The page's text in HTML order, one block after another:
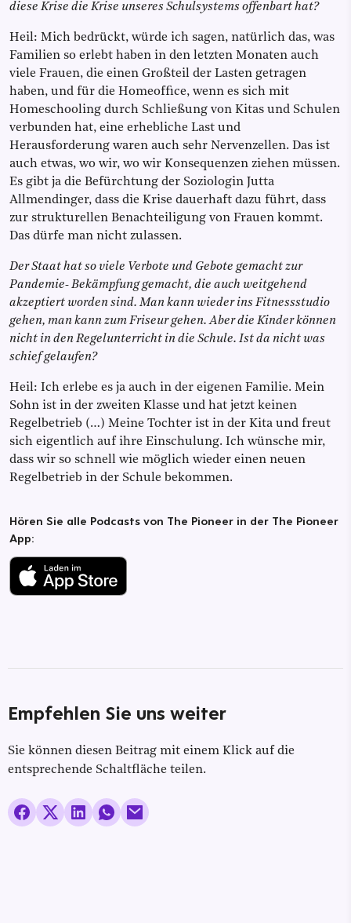
diese Krise die Krise unseres Schulsystems offenbart hat?
Heil: Mich bedrückt, würde ich sagen, natürlich das, was
Familien so erlebt haben in den letzten Monaten auch
viele Frauen, die einen Großteil der Lasten getragen
haben, und für die Homeoffice, wenn es sich mit
Homeschooling durch Schließung von Kitas und Schulen
verbunden hat, eine erhebliche Last und
Herausforderung waren auch sehr Nervenzellen. Das ist
auch etwas, wo wir, wo wir Konsequenzen ziehen müssen.
Es gibt ja die Befürchtung der Soziologin Jutta
Allmendinger, dass die Krise dauerhaft dazu führt, dass
zur strukturellen Benachteiligung von Frauen kommt.
Das dürfe man nicht zulassen.
Der Staat hat so viele Verbote und Gebote gemacht zur
Pandemie- Bekämpfung gemacht, die auch weitgehend
akzeptiert worden sind. Man kann wieder ins Fitnessstudio
gehen, man kann zum Friseur gehen. Aber die Kinder können
nicht in den Regelunterricht in die Schule. Ist da nicht was
schief gelaufen?
Heil: Ich erlebe es ja auch in der eigenen Familie. Mein
Sohn ist in der zweiten Klasse und hat jetzt keinen
Regelbetrieb (…) Meine Tochter ist in der Kita und freut
sich eigentlich auf ihre Einschulung. Ich wünsche mir,
dass wir so schnell wie möglich wieder einen neuen
Regelbetrieb in der Schule bekommen.
Hören Sie alle Podcasts von The Pioneer in der The Pioneer
App:
Empfehlen Sie uns weiter
Sie können diesen Beitrag mit einem Klick auf die
entsprechende Schaltfläche teilen.